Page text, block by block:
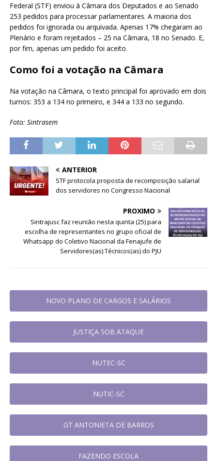
Federal (STF) enviou à Câmara dos Deputados e ao Senado
253 pedidos para processar parlamentares. A maioria dos
pedidos foi ignorada ou arquivada. Apenas 17% chegaram ao
Plenário e foram rejeitados – 25 na Câmara, 18 no Senado. E,
por fim, apenas um pedido foi aceito.
Como foi a votação na Câmara
Na votação na Câmara, o texto principal foi aprovado em dois
turnos: 353 a 134 no primeiro, e 344 a 133 no segundo.
Foto: Sintrasem
ANTERIOR
STF protocola proposta de recomposição salarial
dos servidores no Congresso Nacional
PRÓXIMO
Sintrajusc faz reunião nesta quinta (25) para
escolha de representantes no grupo oficial de
Whatsapp do Coletivo Nacional da Fenajufe de
Servidores(as) Técnicos(as) do PJU
NOVO PLANO DE CARGOS E SALÁRIOS
JUSTIÇA SOB ATAQUE
NUTEC-SC
NUTIC-SC
GT ANTONIETA DE BARROS
FAZENDO ESCOLA